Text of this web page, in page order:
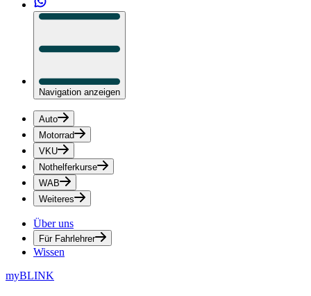
Navigation anzeigen
Auto
Motorrad
VKU
Nothelferkurse
WAB
Weiteres
Über uns
Für Fahrlehrer
Wissen
myBLINK